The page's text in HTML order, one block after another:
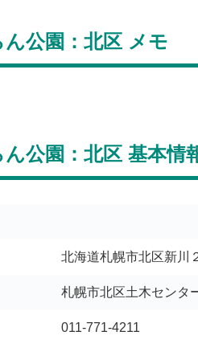
公園：北区 メモ
公園：北区 基本情
北海道札幌市北区新川
札幌市北区土木センタ
011-771-4211